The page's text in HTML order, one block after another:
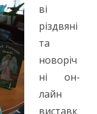
ві
різдвяні
та
новоріч
ні он-
лайн
виставк